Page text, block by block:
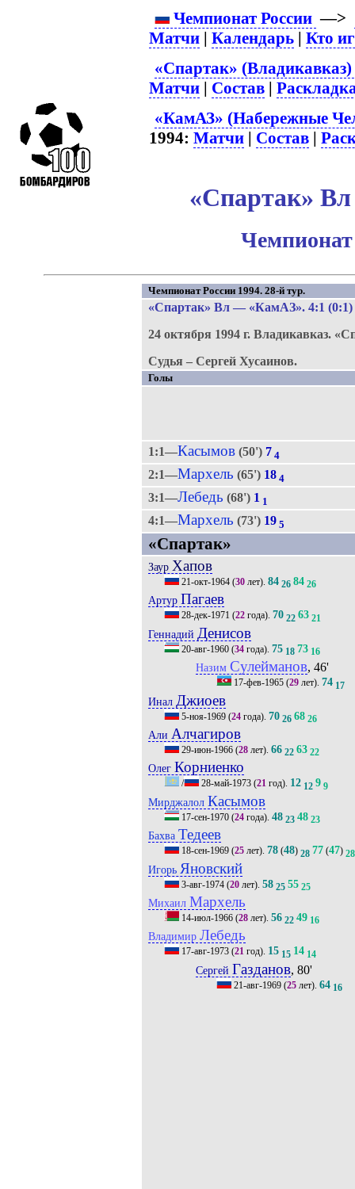
Чемпионат России —>
Матчи |Календарь |Кто
«Спартак» (Владикавказ)
Матчи | Состав |
«КамАЗ» (Набережные
1994:Матчи | Состав |
«Спартак»
Чемпионат
Чемпионат России 1994. 28-й тур.
«Спартак» Вл— «КамАЗ». 4:1 (0:1)
24 октября 1994 г. Владикавказ.
Судья – Сергей Хусаинов.
Голы
1:1—Касымов(50') 7 4
2:1—Мархель (65') 18 4
3:1—Лебедь (68') 1 1
4:1—Мархель (73') 19 5
«Спартак»
Заур Хапов
21-окт-1964(30лет). 84 26 84 26
Артур Пагаев
28-дек-1971 (22года). 70 22 63 21
Геннадий Денисов
20-авг-1960(34года). 75 18 73 16
Назим Сулейманов, 46'
17-фев-1965 (29 лет).74 17
Инал Джиоев
5-ноя-1969(24года). 70 26 68 26
Али Алчагиров
29-июн-1966(28лет). 66 22 63 22
Олег Корниенко
/ 28-май-1973(21год). 12 12 9 9
Мирджалол Касымов
17-сен-1970(24года). 48 23 48 23
Бахва Тедеев
18-сен-1969(25лет). 78(48) 28 77(47) 28
Игорь Яновский
3-авг-1974(20лет). 58 25 55 25
Михаил Мархель
14-июл-1966(28лет). 56 22 49 16
Владимир Лебедь
17-авг-1973(21год). 15 15 14 14
Сергей Газданов, 80'
21-авг-1969 (25 лет).64 16